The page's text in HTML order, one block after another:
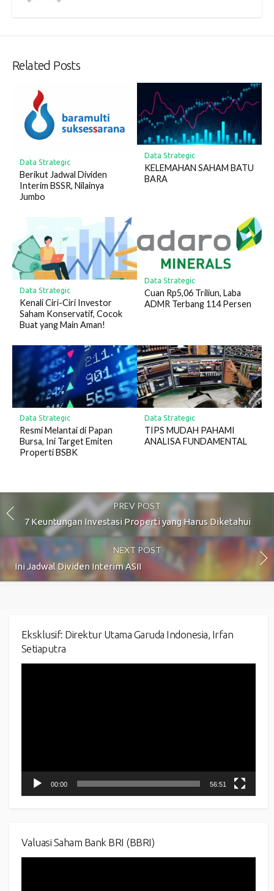
Related Posts
Data Strategic
Berikut Jadwal Dividen
Interim BSSR, Nilainya
Jumbo
Data Strategic
KELEMAHAN SAHAM BATU
BARA
Data Strategic
Kenali Ciri-Ciri Investor
Saham Konservatif, Cocok
Buat yang Main Aman!
Data Strategic
Cuan Rp5,06 Triliun, Laba
ADMR Terbang 114 Persen
Data Strategic
Resmi Melantai di Papan
Bursa, Ini Target Emiten
Properti BSBK
Data Strategic
TIPS MUDAH PAHAMI
ANALISA FUNDAMENTAL
PREV POST
7 Keuntungan Investasi Properti yang Harus Diketahui
NEXT POST
Ini Jadwal Dividen Interim ASII
Eksklusif: Direktur Utama Garuda Indonesia, Irfan
Setiaputra
00:00 56:51
Valuasi Saham Bank BRI (BBRI)